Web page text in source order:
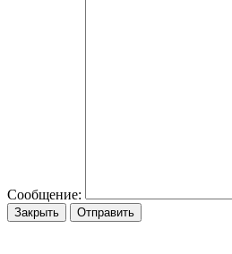
Сообщение:
Закрыть Отправить